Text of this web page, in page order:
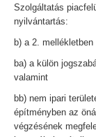
Szolgáltatás
nyilvántartás:
b) a 2.
ba) a külön
valamint
bb) nem ipari
építményben az
végzésének